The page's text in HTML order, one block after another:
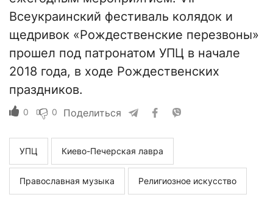
Всеукраинский фестиваль колядок и
щедривок «Рождественские перезвоны»
прошел под патронатом УПЦ в начале
2018 года, в ходе Рождественских
праздников.
0 0 Поделиться
УПЦ Киево-Печерская лавра
Православная музыка Религиозное искусство